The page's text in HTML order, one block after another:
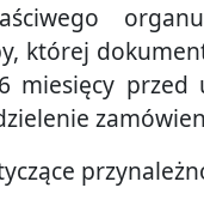
której
miesięcy przed